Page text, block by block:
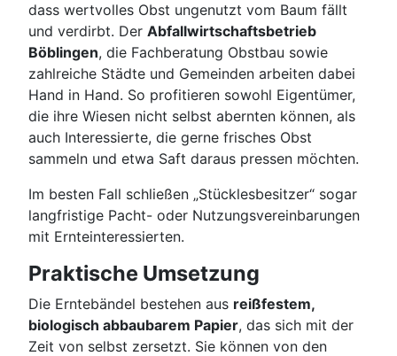
dass wertvolles Obst ungenutzt vom Baum fällt
und verdirbt. Der Abfallwirtschaftsbetrieb
Böblingen, die Fachberatung Obstbau sowie
zahlreiche Städte und Gemeinden arbeiten dabei
Hand in Hand. So profitieren sowohl Eigentümer,
die ihre Wiesen nicht selbst abernten können, als
auch Interessierte, die gerne frisches Obst
sammeln und etwa Saft daraus pressen möchten.
Im besten Fall schließen „Stücklesbesitzer“ sogar
langfristige Pacht- oder Nutzungsvereinbarungen
mit Ernteinteressierten.
Praktische Umsetzung
Die Erntebändel bestehen aus reißfestem,
biologisch abbaubarem Papier, das sich mit der
Zeit von selbst zersetzt. Sie können von den